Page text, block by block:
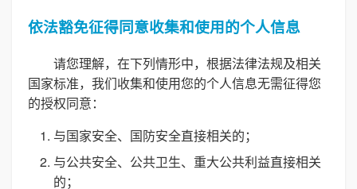
依法豁免征得同意收集和使用的个人信息
请您理解，在下列情形中，根据法律法规及相关
国家标准，我们收集和使用您的个人信息无需征得您
的授权同意：
与国家安全、国防安全直接相关的；
与公共安全、公共卫生、重大公共利益直接相关
的；